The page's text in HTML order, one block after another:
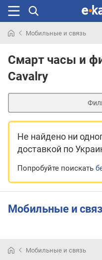
раньше
Мобильные и связь
Смарт часы и
Cavalry
Не найдено ни
доставкой по
Попробуйте поискать
Мобильные и
Мобильные и связь